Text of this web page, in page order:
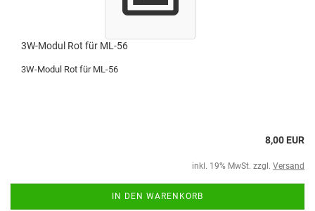
3W-Modul Rot für ML-56
3W-Modul Rot für ML-56
8,00 EUR
inkl. 19% MwSt. zzgl. Versand
IN DEN WARENKORB